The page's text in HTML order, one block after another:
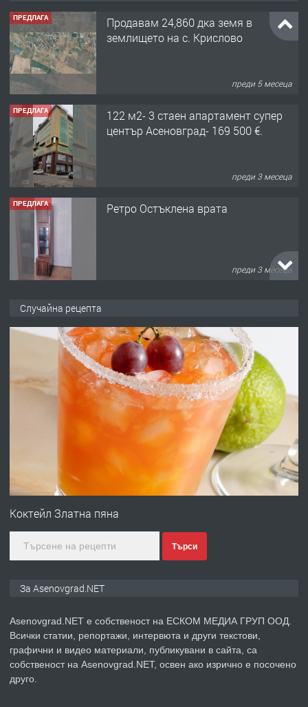
ПРЕДЛАГА
Продавам 24,860 дка земя в
землището на с. Крислово
преди 5 месеца
ПРЕДЛАГА
122 м2- 3 стаен апартамент супер
център Асеновград- 169 500 €.
преди 3 месеца
ПРЕДЛАГА Ретро Остъклена врата
преди 3 месеца
преди 10 месеца
ПРЕДЛАГА
Професионална броячна машина -
със сертификат от ЕЦБ
преди 1 година
ПРЕДЛАГА
Професионална зеленчукорезачка
преди 2 години
ПРЕДЛАГА
Давам индивидуалани уроци по
Случайна рецепта
Коктейл Златна пяна
Търси
За Asenovgrad.NET
Asenovgrad.NET е собственост на ЕСКОМ МЕДИА ГРУП ООД.
Всички статии, репортажи, интервюта и други текстови,
графични и видео материали, публикувани в сайта, са
собственост на Asenovgrad.NET, освен ако изрично е посочено
друго.